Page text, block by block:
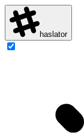
haslator